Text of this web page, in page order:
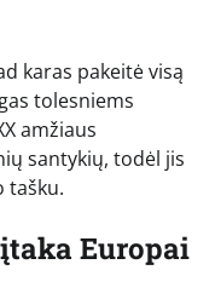
karas pakeitė visą
tolesniems
amžiaus
santykių, todėl jis
tašku.
Europai